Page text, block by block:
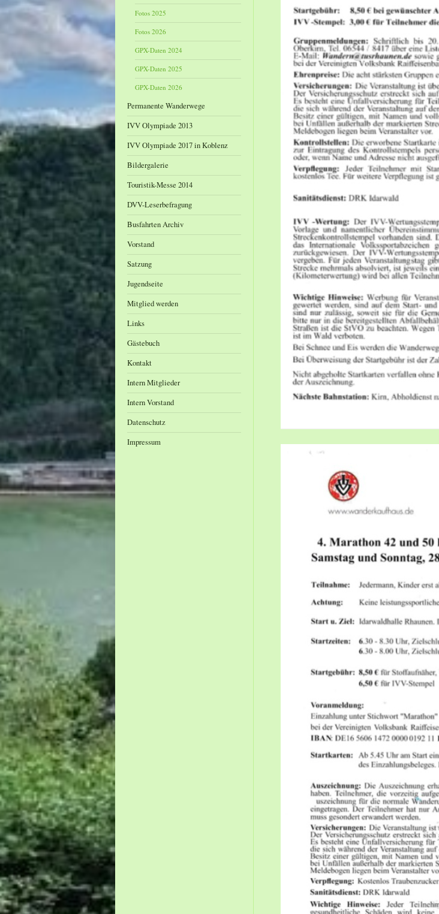
Fotos 2025
Fotos 2026
GPX-Daten 2024
GPX-Daten 2025
GPX-Daten 2026
Permanente Wanderwege
IVV Olympiade 2013
IVV Olympiade 2017 in Koblenz
Bildergalerie
Touristik-Messe 2014
DVV-Leserbefragung
Busfahrten Archiv
Vorstand
Satzung
Jugendseite
Mitglied werden
Links
Gästebuch
Kontakt
Intern Mitglieder
Intern Vorstand
Datenschutz
Impressum